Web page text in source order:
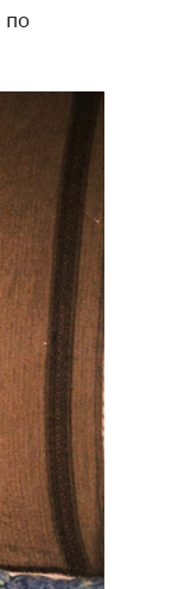
по